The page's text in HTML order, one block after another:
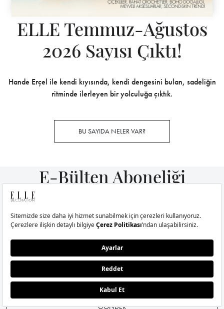
ELLE Temmuz-Ağustos
2026 Sayısı Çıktı!
Hande Erçel ile kendi kıyısında, kendi dengesini bulan, sadeliğin
ritminde ilerleyen bir yolculuğa çıktık.
BU SAYIDA NELER VAR?
E-Bülten Aboneliği
magazin dünyasındaki tüm gelişmelerden anında
haberiniz olsun.
GÖNDER